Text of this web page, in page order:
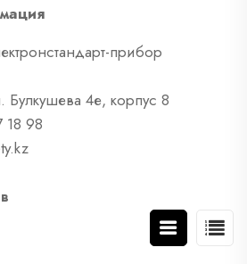
прибор
4е, корпус 8
18 98